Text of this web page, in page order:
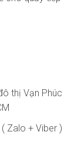
thị Vạn Phúc
Zalo + Viber )